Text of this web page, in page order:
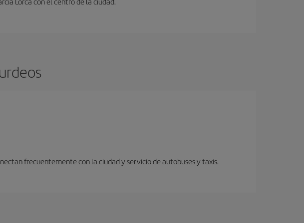
frecuentemente con la ciudad y servicio de autobuses y taxis.